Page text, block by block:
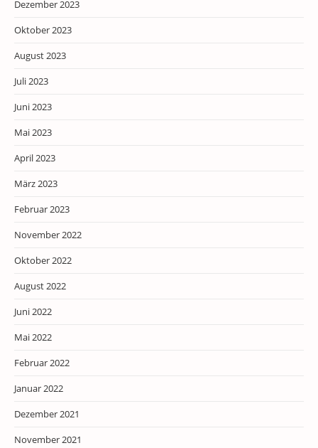
Dezember 2023
Oktober 2023
August 2023
Juli 2023
Juni 2023
Mai 2023
April 2023
März 2023
Februar 2023
November 2022
Oktober 2022
August 2022
Juni 2022
Mai 2022
Februar 2022
Januar 2022
Dezember 2021
November 2021